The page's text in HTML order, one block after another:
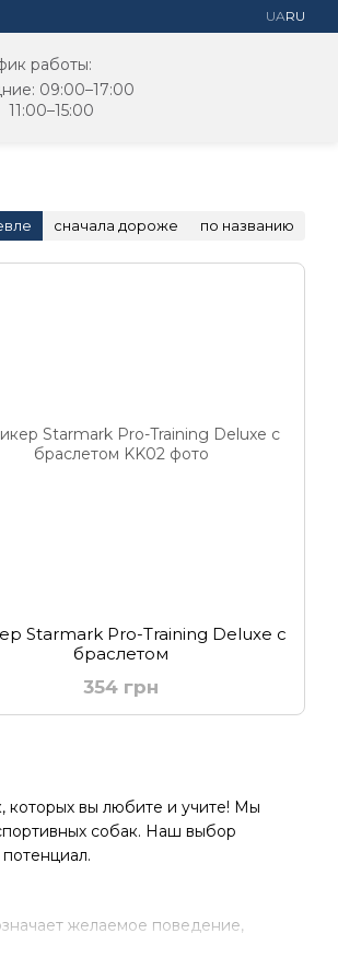
UARU
работы:
09:00–17:00
сначала дороже по названию
которых вы любите и учите! Мы
собак. Наш выбор
желаемое поведение,
Starmark Pro-Training Deluxe с
браслетом
354 грн